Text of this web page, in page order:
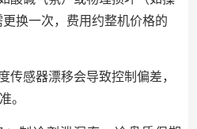
换一次，费用约整机价格的
传感器漂移会导致控制偏差，
。